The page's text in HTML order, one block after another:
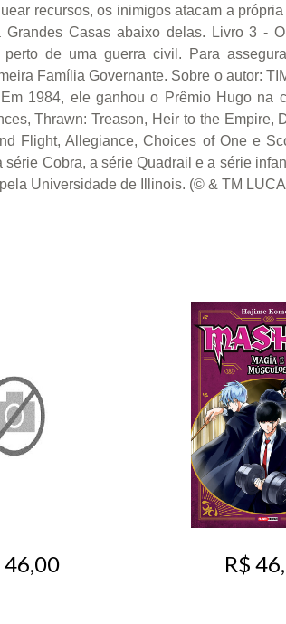
recursos, os inimigos atacam a
Casas abaixo delas. Livro 3 -
de uma guerra civil. Para
Família Governante. Sobre o autor:
1984, ele ganhou o Prêmio Hugo na
Thrawn: Treason, Heir to the
Flight, Allegiance, Choices of One e
Cobra, a série Quadrail e a série
Universidade de Illinois. (© & TM
46,00 R$